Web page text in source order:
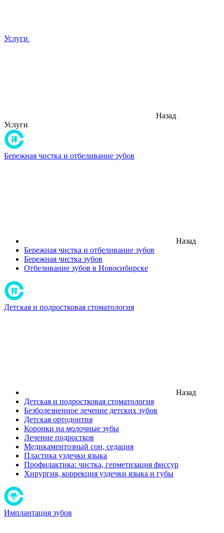
Услуги
Назад
Услуги
Бережная чистка и отбеливание зубов
Назад
Бережная чистка и отбеливание зубов
Бережная чистка зубов
Отбеливание зубов в Новосибирске
Детская и подростковая стоматология
Назад
Детская и подростковая стоматология
Безболезненное лечение детских зубов
Детская ортодонтия
Коронки на молочные зубы
Лечение подростков
Медикаментозный сон, седация
Пластика уздечки языка
Профилактика: чистка, герметизация фиссур
Хирургия, коррекция уздечки языка и губы
Имплантация зубов